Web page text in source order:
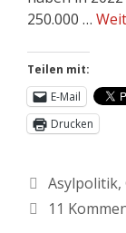
250.000 …
Teilen mit:
E-Mail
Drucken
Asylpolitik,
11